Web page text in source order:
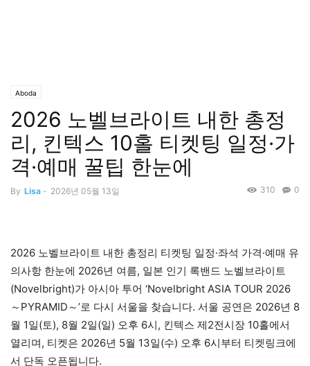
Aboda
2026 노벨브라이트 내한 총정
리, 킨텍스 10홀 티켓팅 일정·가
격·예매 꿀팁 한눈에
By Lisa - 2026년 05월 13일 0
310
2026 노벨브라이트 내한 총정리 티켓팅 일정·좌석 가격·예매 유
의사항 한눈에 2026년 여름, 일본 인기 록밴드 노벨브라이트
(Novelbright)가 아시아 투어 ‘Novelbright ASIA TOUR 2026
～PYRAMID～’로 다시 서울을 찾습니다. 서울 공연은 2026년 8
월 1일(토), 8월 2일(일) 오후 6시, 킨텍스 제2전시장 10홀에서
열리며, 티켓은 2026년 5월 13일(수) 오후 6시부터 티켓링크에
서 단독 오픈됩니다.